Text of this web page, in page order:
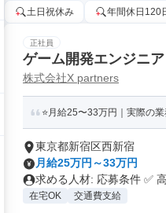
土日祝休み 年間休日120
正社員
ゲーム開発エンジニア
株式会社X partners
⭐月給25〜33万円｜実際の
東京都新宿区西新宿
月給25万円～33万円
求める人材: 応募条件 ✅
在宅OK 交通費支給